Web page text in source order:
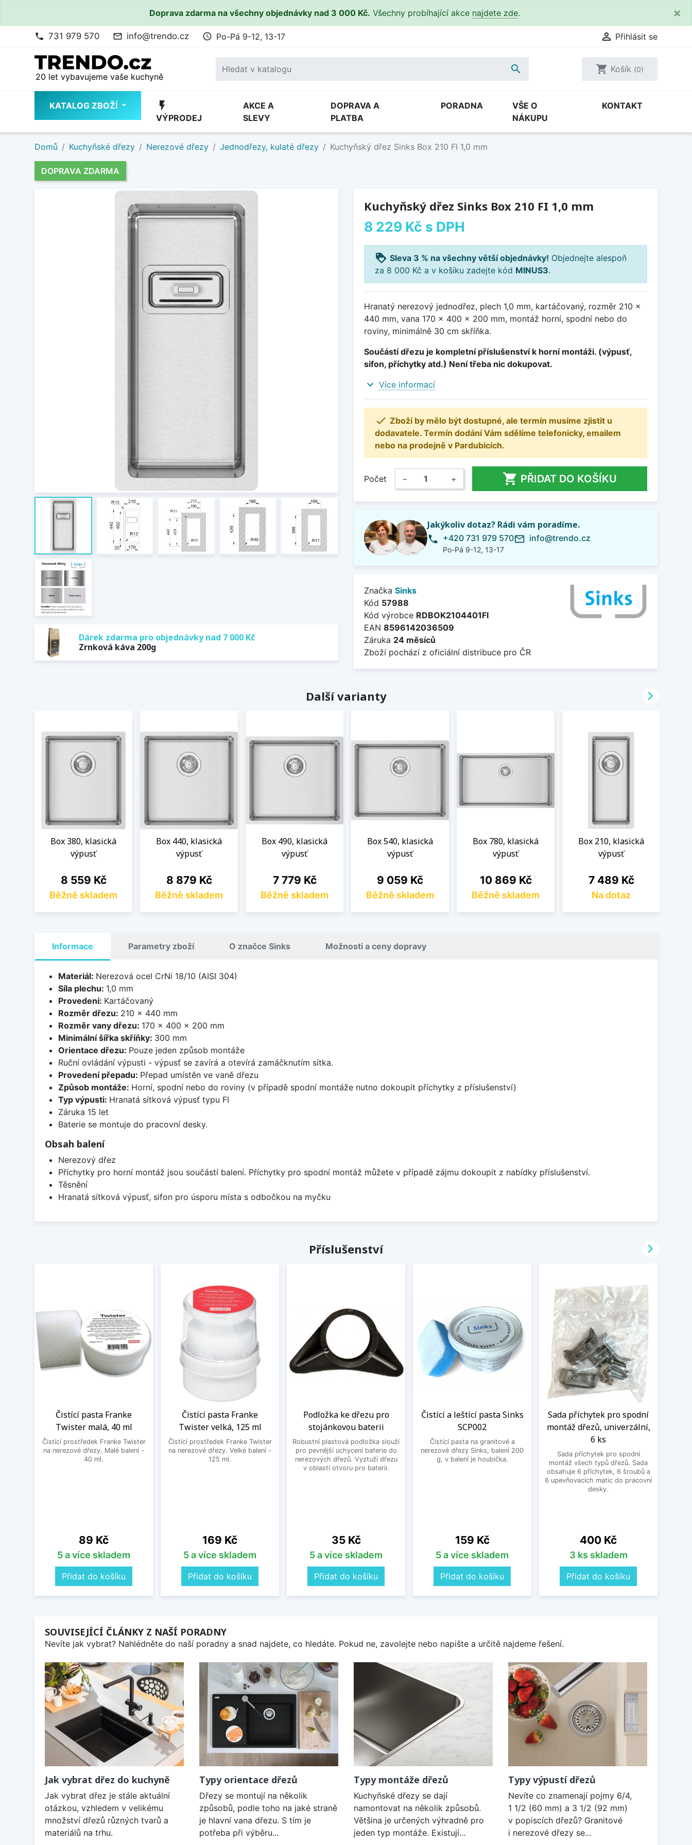
Doprava zdarma na všechny objednávky nad 3 000 Kč. Všechny probíhající akce najdete zde. ×
phone 731 979 570 mail_outline info@trendo.cz access_time Po-Pá 9-12, 13-17  Přihlásit se
20 let vybavujeme vaše kuchyně
 shopping_cart Košík (0)
KATALOG ZBOŽÍ flash_on
VÝPRODEJ
AKCE A
SLEVY
DOPRAVA A
PLATBA
PORADNA
VŠE O
NÁKUPU
KONTAKT
Domů Kuchyňské dřezy Nerezové dřezy Jednodřezy, kulaté dřezy Kuchyňský dřez Sinks Box 210 FI 1,0 mm
DOPRAVA ZDARMA
Dárek zdarma pro objednávky nad 7 000 Kč
Zrnková káva 200g
Kuchyňský dřez Sinks Box 210 FI 1,0 mm
8 229 Kč s DPH
loyalty Sleva 3 % na všechny větší objednávky! Objednejte alespoň
za 8 000 Kč a v košíku zadejte kód MINUS3.
Hranatý nerezový jednodřez, plech 1,0 mm, kartáčovaný, rozměr 210 x
440 mm, vana 170 x 400 x 200 mm, montáž horní, spodní nebo do
roviny, minimálně 30 cm skříňka.
Součástí dřezu je kompletní příslušenství k horní montáži. (výpusť,
sifon, příchytky atd.) Není třeba nic dokupovat.
expand_more Více informací
 Zboží by mělo být dostupné, ale termín musíme zjistit u
dodavatele. Termín dodání Vám sdělíme telefonicky, emailem
nebo na prodejně v Pardubicích.
Počet − +  PŘIDAT DO KOŠÍKU
Jakýkoliv dotaz? Rádi vám poradíme.
phone +420 731 979 570
Po-Pá 9-12, 13-17
mail_outline info@trendo.cz
Značka Sinks
Kód 57988
Kód výrobce RDBOK2104401FI
EAN 8596142036509
Záruka 24 měsíců
Zboží pochází z oficiální distribuce pro ČR
Další varianty
Box 380, klasická
výpusť
Cena
8 559 Kč
Běžně skladem
Box 440, klasická
výpusť
Cena
8 879 Kč
Běžně skladem
Box 490, klasická
výpusť
Cena
7 779 Kč
Běžně skladem
Box 540, klasická
výpusť
Cena
9 059 Kč
Běžně skladem
Box 780, klasická
výpusť
Cena
10 869 Kč
Běžně skladem
Box 210, klasická
výpusť
Cena
7 489 Kč
Na dotaz

Informace Parametry zboží O značce Sinks Možnosti a ceny dopravy
Materiál: Nerezová ocel CrNi 18/10 (AISI 304)
Síla plechu: 1,0 mm
Provedení: Kartáčovaný
Rozměr dřezu: 210 x 440 mm
Rozměr vany dřezu: 170 x 400 x 200 mm
Minimální šířka skříňky: 300 mm
Orientace dřezu: Pouze jeden způsob montáže
Ruční ovládání výpusti - výpusť se zavírá a otevírá zamáčknutím sítka.
Provedení přepadu: Přepad umístěn ve vaně dřezu
Způsob montáže: Horní, spodní nebo do roviny (v případě spodní montáže nutno dokoupit příchytky z příslušenství)
Typ výpusti: Hranatá sítková výpusť typu FI
Záruka 15 let
Baterie se montuje do pracovní desky.
Obsah balení
Nerezový dřez
Příchytky pro horní montáž jsou součástí balení. Příchytky pro spodní montáž můžete v případě zájmu dokoupit z nabídky příslušenství.
Těsnění
Hranatá sítková výpusť, sifon pro úsporu místa s odbočkou na myčku
Příslušenství
Čistící pasta Franke
Twister malá, 40 ml
Čistící prostředek Franke Twister
na nerezové dřezy. Malé balení -
40 ml.
Cena
89 Kč
5 a více skladem
Přidat do košíku
Čistící pasta Franke
Twister velká, 125 ml
Čistící prostředek Franke Twister
na nerezové dřezy. Velké balení -
125 ml.
Cena
169 Kč
5 a více skladem
Přidat do košíku
Podložka ke dřezu pro
stojánkovou baterii
Robustní plastová podložka slouží
pro pevnější uchycení baterie do
nerezových dřezů. Vyztuží dřezu
v oblasti otvoru pro baterii.
Cena
35 Kč
5 a více skladem
Přidat do košíku
Čistící a leštící pasta Sinks
SCP002
Čistící pasta na granitové a
nerezové dřezy Sinks, balení 200
g, v balení je houbička.
Cena
159 Kč
5 a více skladem
Přidat do košíku
Sada příchytek pro spodní
montáž dřezů, univerzální,
6 ks
Sada příchytek pro spodní
montáž všech typů dřezů. Sada
obsahuje 6 příchytek, 6 šroubů a
6 upevňovacích matic do pracovní
desky.
Cena
400 Kč
3 ks skladem
Přidat do košíku

SOUVISEJÍCÍ ČLÁNKY Z NAŠÍ PORADNY
Nevíte jak vybrat? Nahlédněte do naší poradny a snad najdete, co hledáte. Pokud ne, zavolejte nebo napište a určitě najdeme řešení.
Jak vybrat dřez do kuchyně
Jak vybrat dřez je stále aktuální
otázkou, vzhledem v velikému
množství dřezů různých tvarů a
materiálů na trhu.
Typy orientace dřezů
Dřezy se montují na několik
způsobů, podle toho na jaké straně
je hlavní vana dřezu. S tím je
potřeba při výběru...
Typy montáže dřezů
Kuchyňské dřezy se dají
namontovat na několik způsobů.
Většina je určených výhradně pro
jeden typ montáže. Existují...
Typy výpustí dřezů
Nevíte co znamenají pojmy 6/4,
1 1/2 (60 mm) a 3 1/2 (92 mm)
v popiscích dřezů? Granitové
i nerezové dřezy se...